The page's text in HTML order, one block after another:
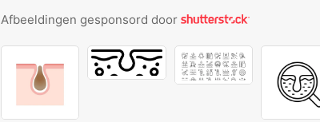
Afbeeldingen gesponsord door